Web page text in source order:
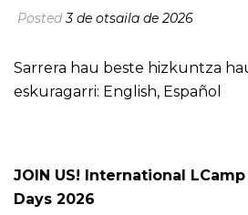
Posted3 de otsaila de 2026
Sarrera hau beste hizkuntza
eskuragarri: English, Español
JOIN US! International
Days 2026